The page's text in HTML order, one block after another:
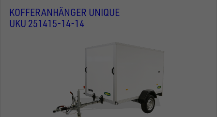
KOFFERANHÄNGER UNIQUE
UKU 251415-14-14